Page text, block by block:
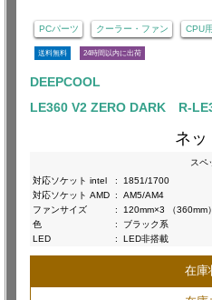
PCパーツ クーラー・ファン CPU用
送料無料 24時間以内に出荷
DEEPCOOL
LE360 V2 ZERO DARK R-
ネッ
スペ
対応ソケット intel
:
1851/1700
対応ソケット AMD :
AM5/AM4
ファンサイズ
:
120mm×3 （360mm）
色
:
ブラック系
LED
: LED非搭載
在庫